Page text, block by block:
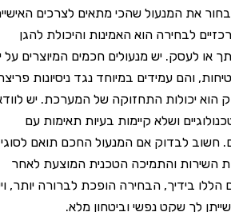
המנעול שהכי מתאים לצרכים האישיים
הוא האמינות והיכולת להגן
יש מנעולים חכמים המיוצרים על ידי
עמידים במיוחד נגד ניסיונות פריצה.
יכולות התחזוקה של המערכת. יש לוודא
ושלא קיימות בעיות תאימות עם
לבדוק אם המנעול החכם תואם לסוגי
והתמיכה הטכנית המוצעת לאחר
הבחירה הופכת לברורה יותר, ויש
שקט נפשי וביטחון מלא.